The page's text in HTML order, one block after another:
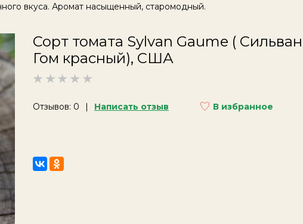
вкуса. Аромат насыщенный, старомодный.
Сорт томата Sylvan Gaume ( Сильван
Гом красный), США
Отзывов: 0 Написать отзыв В избранное